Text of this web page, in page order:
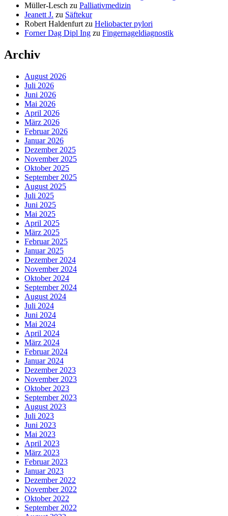
Müller-Lesch zu Palliativmedizin
Jeanett J. zu Säftekur
Robert Haldenfurt zu Heliobacter pylori
Forner Dag Dipl Ing zu Fingernageldiagnostik
Archiv
August 2026
Juli 2026
Juni 2026
Mai 2026
April 2026
März 2026
Februar 2026
Januar 2026
Dezember 2025
November 2025
Oktober 2025
September 2025
August 2025
Juli 2025
Juni 2025
Mai 2025
April 2025
März 2025
Februar 2025
Januar 2025
Dezember 2024
November 2024
Oktober 2024
September 2024
August 2024
Juli 2024
Juni 2024
Mai 2024
April 2024
März 2024
Februar 2024
Januar 2024
Dezember 2023
November 2023
Oktober 2023
September 2023
August 2023
Juli 2023
Juni 2023
Mai 2023
April 2023
März 2023
Februar 2023
Januar 2023
Dezember 2022
November 2022
Oktober 2022
September 2022